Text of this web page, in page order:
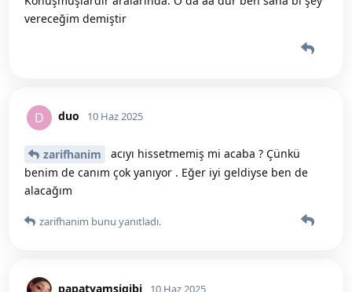
vereceğim demiştir
D duo 10 Haz 2025
zarifhanim
acıyı hissetmemiş mi acaba ? Çünkü
benim de canım çok yanıyor . Eğer iyi geldiyse ben de
alacağım
zarifhanim bunu yanıtladı.
papatyamsigibi 10 Haz 2025